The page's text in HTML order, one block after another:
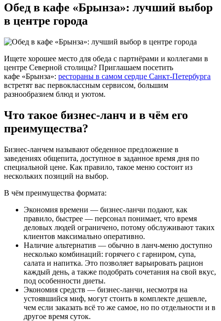
Обед в кафе «Брынза»: лучший выбор
в центре города
Ищете хорошее место для обеда с партнёрами и коллегами в
центре Северной столицы? Приглашаем посетить
кафе «Брынза»: рестораны в самом сердце Санкт-Петербурга
встретят вас первоклассным сервисом, большим
разнообразием блюд и уютом.
Что такое бизнес-ланч и в чём его
преимущества?
Бизнес-ланчем называют обеденное предложение в
заведениях общепита, доступное в заданное время дня по
специальной цене. Как правило, такое меню состоит из
нескольких позиций на выбор.
В чём преимущества формата:
Экономия времени — бизнес-ланчи подают, как
правило, быстрее — персонал понимает, что время
деловых людей ограничено, потому обслуживают таких
клиентов максимально оперативно.
Наличие альтернатив — обычно в ланч-меню доступно
несколько комбинаций: горячего с гарниром, супа,
салата и напитка. Это позволяет варьировать рацион
каждый день, а также подобрать сочетания на свой вкус,
под особенности диеты.
Экономия средств — бизнес-ланчи, несмотря на
устоявшийся миф, могут стоить в комплекте дешевле,
чем если заказать всё то же самое, но по отдельности и в
другое время суток.